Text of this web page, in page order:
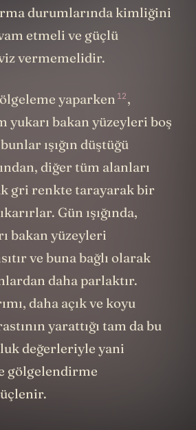
durumlarında kimliğini
etmeli ve güçlü
vermemelidir.
yaparken 12,
yukarı bakan yüzeyleri boş
ışığın düştüğü
diğer tüm alanları
gri renkte tarayarak bir
Gün ışığında,
bakan yüzeyleri
ve buna bağlı olarak
daha parlaktır.
daha açık ve koyu
yarattığı tam da bu
değerleriyle yani
gölgelendirme